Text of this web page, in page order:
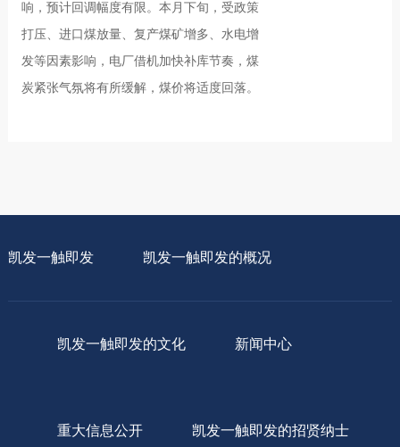
响，预计回调幅度有限。本月下旬，受政策
打压、进口煤放量、复产煤矿增多、水电增
发等因素影响，电厂借机加快补库节奏，煤
炭紧张气氛将有所缓解，煤价将适度回落。
凯发一触即发 凯发一触即发的概况
凯发一触即发的文化 新闻中心
重大信息公开 凯发一触即发的招贤纳士